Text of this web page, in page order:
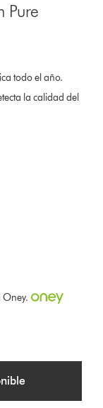
Oney.
Pure
todo el año.
la calidad del